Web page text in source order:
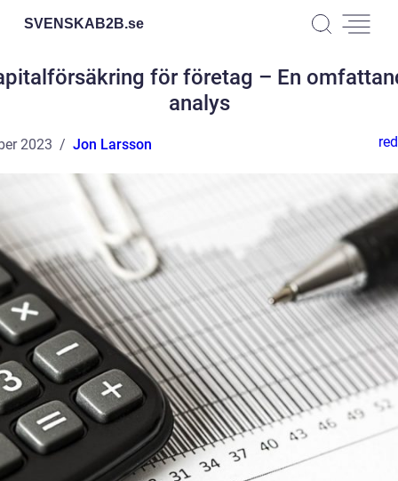
SVENSKAB2B.se
för företag – En
analys
2023 Jon Larsson